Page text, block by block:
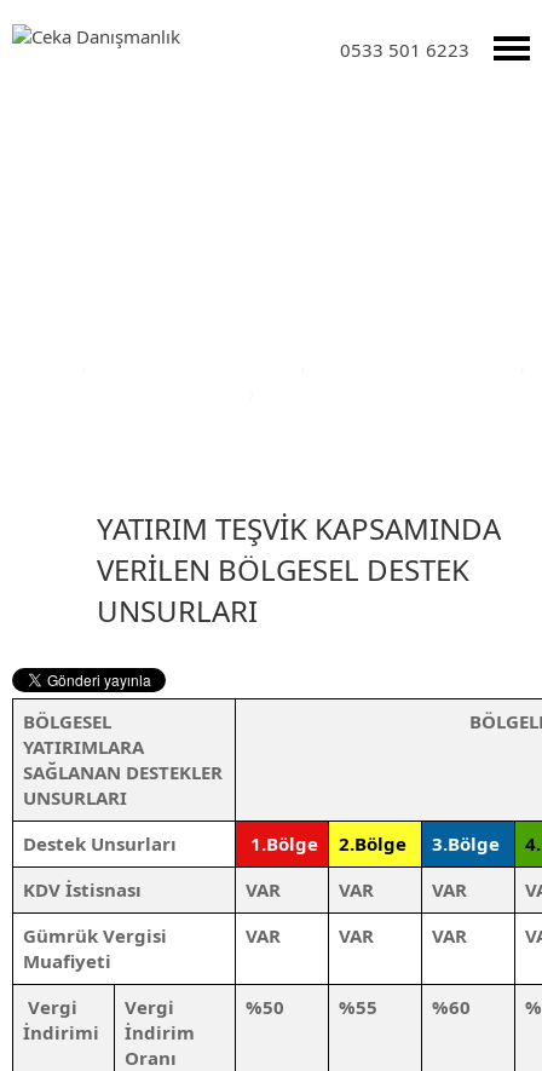
0533 501 6223
YATIRIM TEŞVİK KAPSAMINDA
VERİLEN BÖLGESEL DESTEK
UNSURLARI
BÖLGESEL
YATIRIMLARA
SAĞLANAN DESTEKLER
UNSURLARI
Destek Unsurları 1.Bölge 2.Bölge 3.Bölge
KDV İstisnası
VAR VAR VAR
Gümrük Vergisi
Muafiyeti
VAR VAR VAR
Vergi
İndirimi
Vergi
İndirim
Oranı
%50 %55 %60